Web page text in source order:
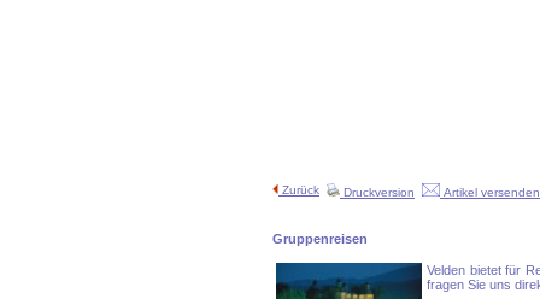
Zurück Druckversion Artikel versenden
Gruppenreisen
Velden bietet für
fragen Sie uns